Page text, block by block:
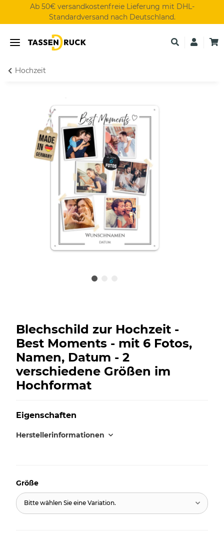
Ab 50€ versandkostenfreie Lieferung mit DHL-
Standardversand nach Deutschland.
Hochzeit
Blechschild zur Hochzeit -
Best Moments - mit 6 Fotos,
Namen, Datum - 2
verschiedene Größen im
Hochformat
Eigenschaften
Herstellerinformationen
Größe
Bitte wählen Sie eine Variation.